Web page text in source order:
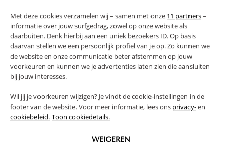
Met deze cookies verzamelen wij – samen met onze 11 partners–
informatie over jouw surfgedrag, zowel op onze website als
daarbuiten. Denk hierbij aan een uniek bezoekers ID. Op basis
daarvan stellen we een persoonlijk profiel van je op. Zo kunnen we
de website en onze communicatie beter afstemmen op jouw
voorkeuren en kunnen we je advertenties laten zien die aansluiten
bij jouw interesses.
Wil jij je voorkeuren wijzigen? Je vindt de cookie-instellingen in de
footer van de website. Voor meer informatie, lees ons privacy-en
cookiebeleid. Toon cookiedetails.
WEIGEREN
PLUS- EN MINPUNTEN
FAQ
DE SET BESTAAT UIT DE VOLGENDE